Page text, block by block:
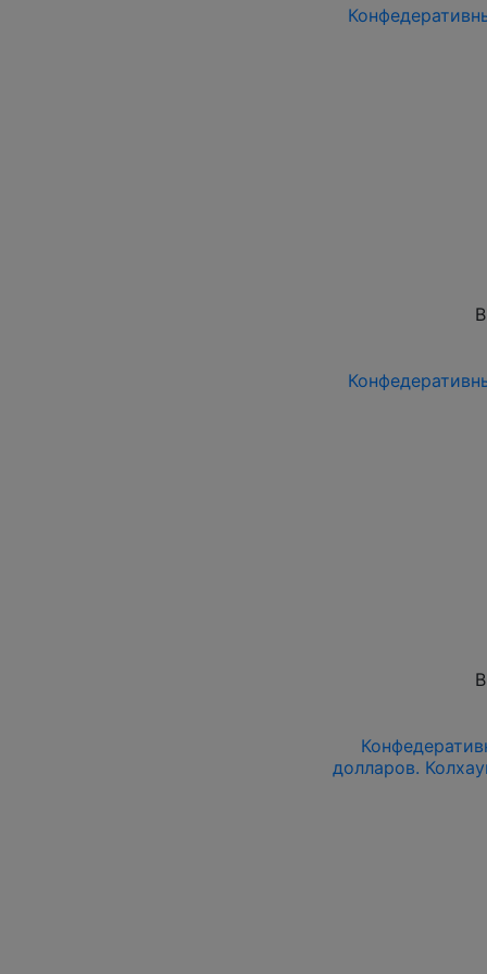
долларов.